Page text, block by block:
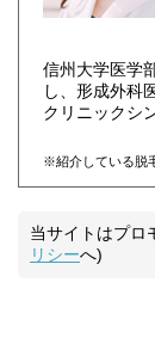
信州大学医学
し、形成外科
クリニックシ
※紹介している脱
当サイトはプロ
リシーへ)